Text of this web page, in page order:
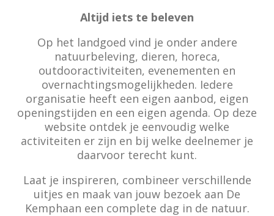
Altijd iets te beleven
Op het landgoed vind je onder andere
natuurbeleving, dieren, horeca,
outdooractiviteiten, evenementen en
overnachtingsmogelijkheden. Iedere
organisatie heeft een eigen aanbod, eigen
openingstijden en een eigen agenda. Op deze
website ontdek je eenvoudig welke
activiteiten er zijn en bij welke deelnemer je
daarvoor terecht kunt.
Laat je inspireren, combineer verschillende
uitjes en maak van jouw bezoek aan De
Kemphaan een complete dag in de natuur.